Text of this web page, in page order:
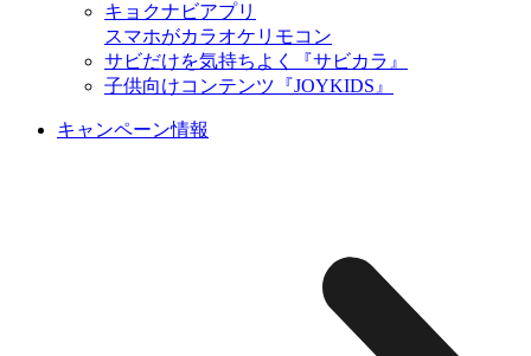
キョクナビアプリ
スマホがカラオケリモコン
サビだけを気持ちよく『サビカラ』
子供向けコンテンツ『JOYKIDS』
キャンペーン情報